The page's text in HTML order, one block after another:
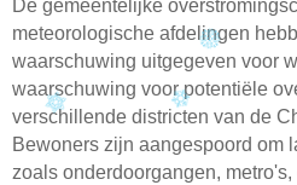
De gemeentelijke
meteorologische afdelingen
waarschuwing uitgegeven voor
waarschuwing voor potentiële
verschillende districten van de
Bewoners zijn aangespoord om
zoals onderdoorgangen,